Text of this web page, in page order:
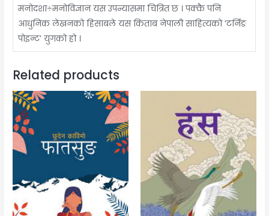
मनोदशा÷मनोविज्ञान यस उपन्यासमा चित्रित छ । पक्कै पनि
आधुनिक लेखनको हिसाबले यस किताब नेपाली साहित्यको ‘टर्निङ
पोइन्ट’ युगको हो ।
Related products